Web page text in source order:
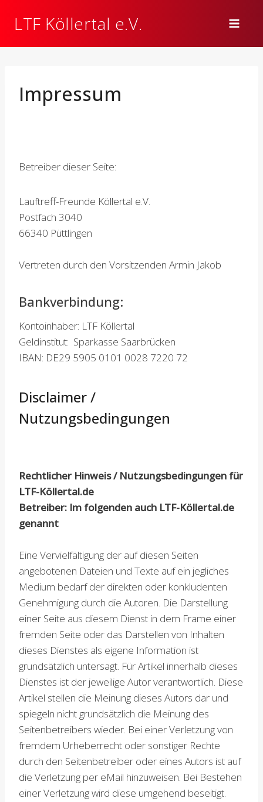
LTF Köllertal e.V.
Impressum
Betreiber dieser Seite:
Lauftreff-Freunde Köllertal e.V.
Postfach 3040
66340 Püttlingen
Vertreten durch den Vorsitzenden Armin Jakob
Bankverbindung:
Kontoinhaber: LTF Köllertal
Geldinstitut: Sparkasse Saarbrücken
IBAN: DE29 5905 0101 0028 7220 72
Disclaimer /
Nutzungsbedingungen
Rechtlicher Hinweis / Nutzungsbedingungen für
LTF-Köllertal.de
Betreiber: Im folgenden auch LTF-Köllertal.de
genannt
Eine Vervielfältigung der auf diesen Seiten
angebotenen Dateien und Texte auf ein jegliches
Medium bedarf der direkten oder konkludenten
Genehmigung durch die Autoren. Die Darstellung
einer Seite aus diesem Dienst in dem Frame einer
fremden Seite oder das Darstellen von Inhalten
dieses Dienstes als eigene Information ist
grundsätzlich untersagt. Für Artikel innerhalb dieses
Dienstes ist der jeweilige Autor verantwortlich. Diese
Artikel stellen die Meinung dieses Autors dar und
spiegeln nicht grundsätzlich die Meinung des
Seitenbetreibers wieder. Bei einer Verletzung von
fremdem Urheberrecht oder sonstiger Rechte
durch den Seitenbetreiber oder eines Autors ist auf
die Verletzung per eMail hinzuweisen. Bei Bestehen
einer Verletzung wird diese umgehend beseitigt.